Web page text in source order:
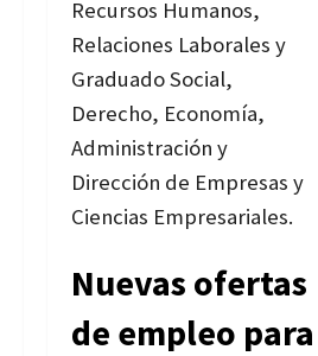
Recursos Humanos,
Relaciones Laborales y
Graduado Social,
Derecho, Economía,
Administración y
Dirección de Empresas y
Ciencias Empresariales.
Nuevas ofertas
de empleo para